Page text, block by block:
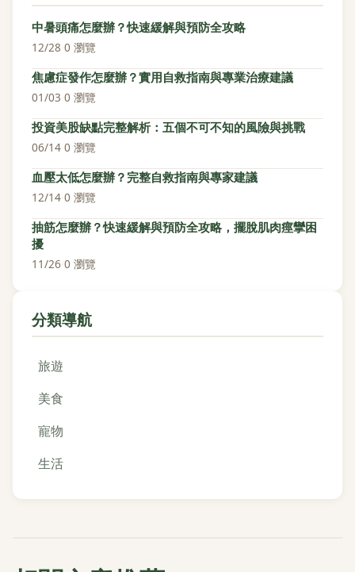
中暑頭痛怎麼辦？快速緩解與預防全攻略
12/28·0 瀏覽
焦慮症發作怎麼辦？實用自救指南與專業治療建議
01/03·0 瀏覽
投資美股缺點完整解析：五個不可不知的風險與挑戰
06/14·0 瀏覽
血壓太低怎麼辦？完整自救指南與專家建議
12/14·0 瀏覽
抽筋怎麼辦？快速緩解與預防全攻略，擺脫肌肉痙攣困
擾
11/26·0 瀏覽
分類導航
旅遊
美食
寵物
生活